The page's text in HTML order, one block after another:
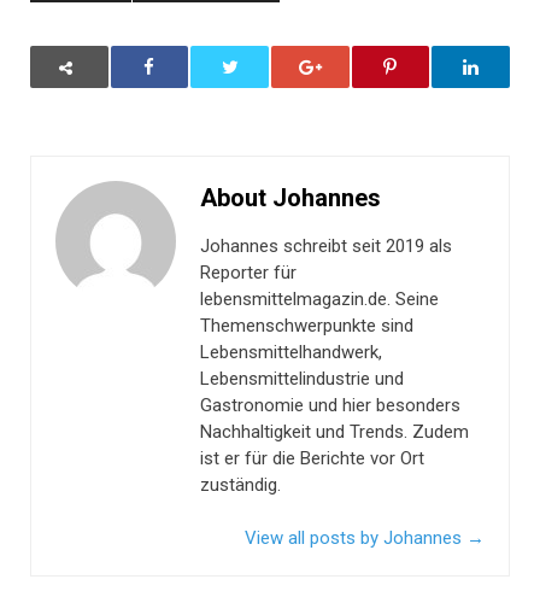
About Johannes
Johannes schreibt seit 2019 als
Reporter für
lebensmittelmagazin.de. Seine
Themenschwerpunkte sind
Lebensmittelhandwerk,
Lebensmittelindustrie und
Gastronomie und hier besonders
Nachhaltigkeit und Trends. Zudem
ist er für die Berichte vor Ort
zuständig.
View all posts by Johannes →